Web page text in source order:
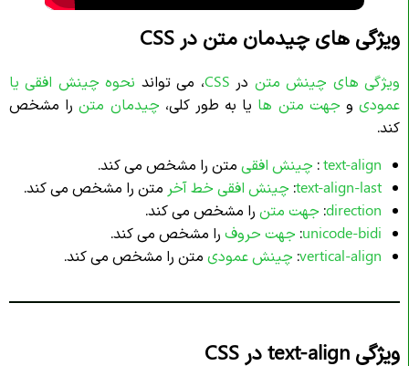
ویژگی های چیدمان متن در CSS
ویژگی های چینش متن در CSS، می تواند نحوه چینش افقی یا
عمودیو جهت متن ها یا به طور کلی، چیدمان متن را مشخص
کند.
text-align
: چینش افقی متن را مشخص می‌ کند.
text-align-last
: چینش افقی خط آخر متن را مشخص می‌ کند.
direction
: جهت متن را مشخص می‌ کند.
unicode-bidi
: جهت حروف را مشخص می‌ کند.
vertical-align
: چینش عمودی متن را مشخص می‌ کند.
ویژگی text-align در CSS